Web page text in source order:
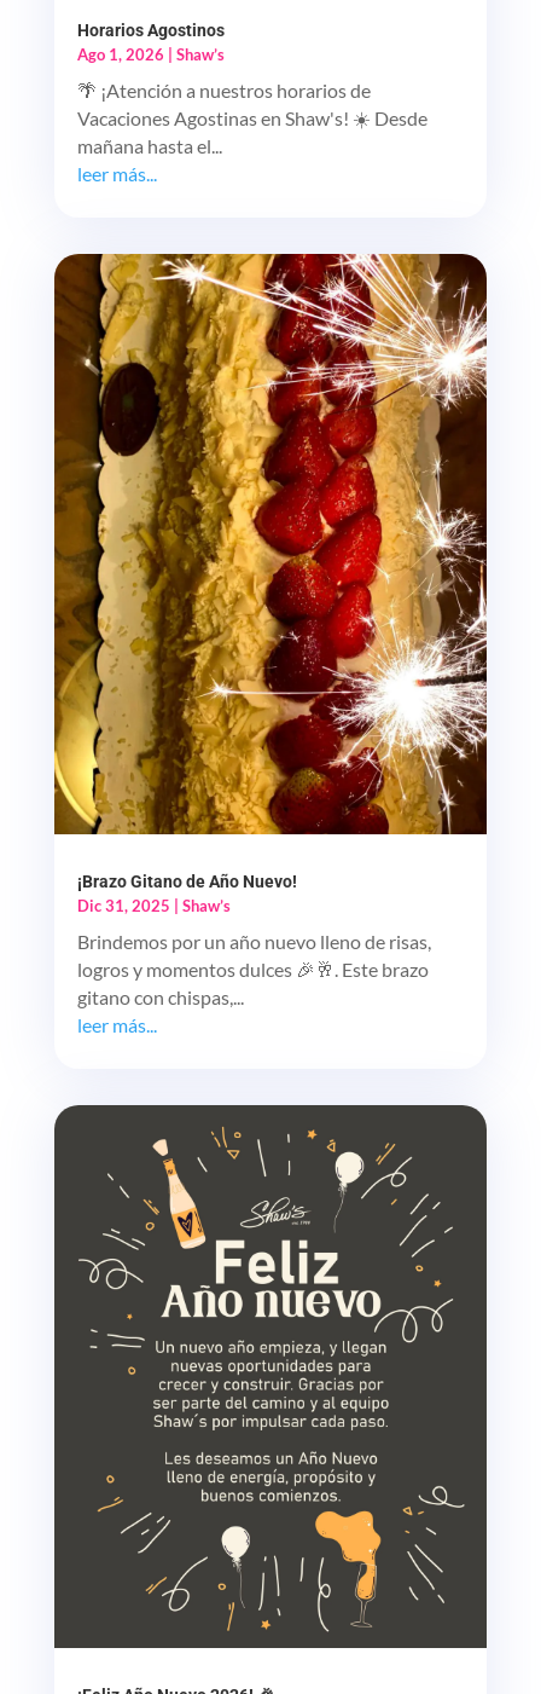
Horarios Agostinos
Ago 1, 2026
Shaw’s
🌴 ¡Atención a nuestros horarios de
Vacaciones Agostinas en Shaw's! ☀️ Desde
mañana hasta el...
leer más...
¡Brazo Gitano de Año Nuevo!
Dic 31, 2025 | Shaw’s
Brindemos por un año nuevo lleno de risas,
logros y momentos dulces 🎉🥂. Este brazo
gitano con chispas,...
leer más...